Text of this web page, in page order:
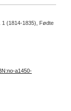
1 (1814-1835), Fødte
a1450-